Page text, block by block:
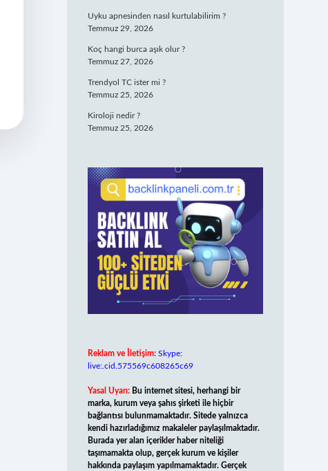
Uyku apnesinden nasıl kurtulabilirim ?
Temmuz 29, 2026
Koç hangi burca aşık olur ?
Temmuz 27, 2026
Trendyol TC ister mi ?
Temmuz 25, 2026
Kiroloji nedir ?
Temmuz 25, 2026
Reklam ve İletişim: Skype:
live:.cid.575569c608265c69
Yasal Uyarı: Bu internet sitesi, herhangi bir
marka, kurum veya şahıs şirketi ile hiçbir
bağlantısı bulunmamaktadır. Sitede yalnızca
kendi hazırladığımız makaleler paylaşılmaktadır.
Burada yer alan içerikler haber niteliği
taşımamakta olup, gerçek kurum ve kişiler
hakkında paylaşım yapılmamaktadır. Gerçek